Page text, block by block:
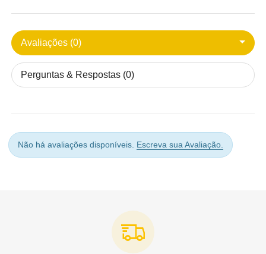
Avaliações (0)
Perguntas & Respostas (0)
Não há avaliações disponíveis. Escreva sua Avaliação.